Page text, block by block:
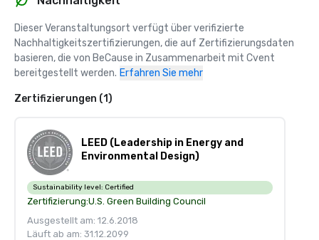
Dieser Veranstaltungsort verfügt über verifizierte
Nachhaltigkeitszertifizierungen, die auf Zertifizierungsdaten
basieren, die von BeCause in Zusammenarbeit mit Cvent
bereitgestellt werden. Erfahren Sie mehr
Zertifizierungen (1)
LEED (Leadership in Energy and
Environmental Design)
Sustainability level: Certified
Zertifizierung:U.S. Green Building Council
Ausgestellt am: 12.6.2018
Läuft ab am: 31.12.2099